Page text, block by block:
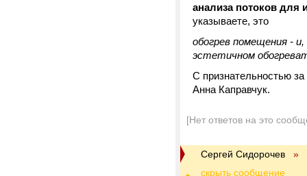
анализа потоков для
указываете, это
обогрев помещения -
эстетичном
С признательностью
Анна Каправчук.
[Нет ответов на это
Cергей Сидорочев »